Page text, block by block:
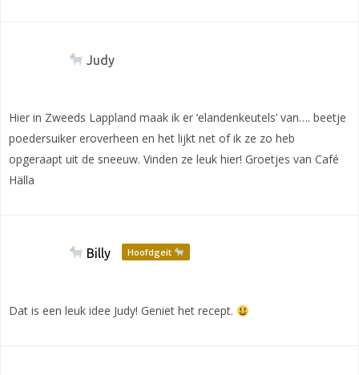
Judy
Hier in Zweeds Lappland maak ik er ‘elandenkeutels’ van…. beetje
poedersuiker eroverheen en het lijkt net of ik ze zo heb
opgeraapt uit de sneeuw. Vinden ze leuk hier! Groetjes van Café
Hälla
Billy Hoofdgeit
Dat is een leuk idee Judy! Geniet het recept.